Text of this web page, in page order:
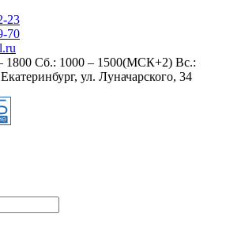
23
70
1800 Сб.: 1000 – 1500(МСК+2) Вс.:
ул. Луначарского, 34